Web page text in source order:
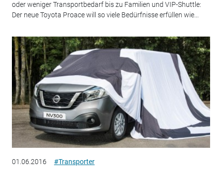
oder weniger Transportbedarf bis zu Familien und VIP-Shuttle:
Der neue Toyota Proace will so viele Bedürfnisse erfüllen wie...
01.06.2016 #Transporter